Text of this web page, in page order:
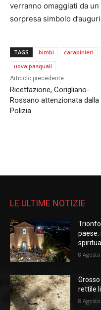
verranno omaggiati da
sorpresa simbolo
TAGS bimbi carabinieri
uova pasquali
Articolo precedente
Ricettazione, Corigliano-
Rossano attenzionata dalla
Polizia
LE ULTIME NOTIZIE
Trionfo
paese:
8
rettile
8